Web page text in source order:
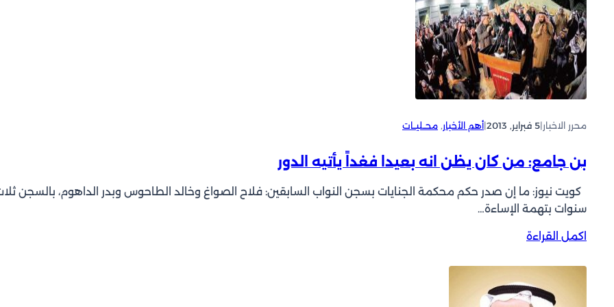
ت
ا
ل
و
ط
ن
ي
ر
س
ل
ي
م
ا
ن
ا
ل
ر
ا
ك
د
خ
ل
ذ
محرر الاخبار|5 فبراير, 2013 |أهم الأخبار, محــليــات
بن جامع: من كان يظن انه بعيدا فغداً يأتيه الدور
كويت نيوز: ما إن صدر حكم محكمة الجنايات بسجن النواب السابقين: فلاح الصواغ وخالد الطاحوس وبدر الداهوم، بالسجن
سنوات بتهمة الإساءة…
اكمل القراءة
:
ن
ج
ا